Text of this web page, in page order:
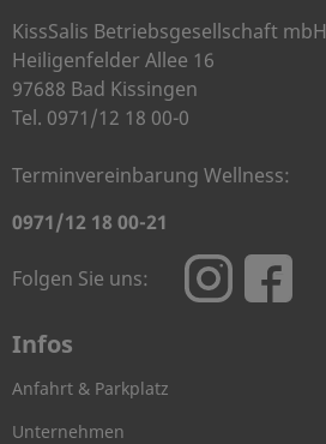
KissSalis Betriebsgesellschaft mbH
Heiligenfelder Allee 16
97688 Bad Kissingen
Tel. 0971/12 18 00-0
Terminvereinbarung Wellness:
0971/12 18 00-21
Folgen Sie uns:
Infos
Anfahrt & Parkplatz
Unternehmen